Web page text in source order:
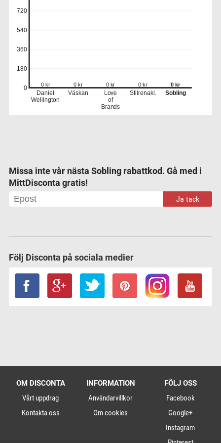
0
180
360
540
720
0 kr
Daniel
Wellington
0 kr
Väskan
0 kr
Love
of
Brands
0 kr
Stilrenakl.
0 kr
Sobling
Missa inte vår nästa Sobling rabattkod. Gå med i
MittDisconta gratis!
Ja tack
Följ Disconta på sociala medier
OM DISCONTA
Vårt uppdrag
Kontakta oss
INFORMATION
Användarvillkor
Om cookies
FÖLJ OSS
Facebook
Google+
Instagram